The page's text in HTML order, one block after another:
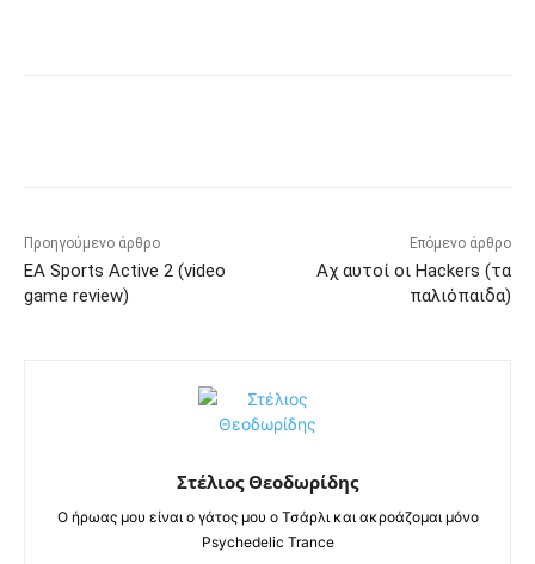
Προηγούμενο άρθρο
EA Sports Active 2 (video
game review)
Επόμενο άρθρο
Αχ αυτοί οι Hackers (τα
παλιόπαιδα)
Στέλιος Θεοδωρίδης
Ο ήρωας μου είναι ο γάτος μου ο Τσάρλι και ακροάζομαι μόνο
Psychedelic Trance